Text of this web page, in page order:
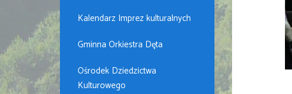
Kalendarz Imprez kulturalnych
Gminna Orkiestra Dęta
Ośrodek Dziedzictwa
Kulturowego